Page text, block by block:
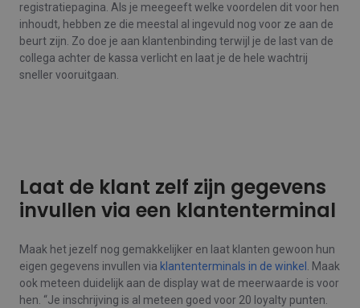
registratiepagina. Als je meegeeft welke voordelen dit voor hen
inhoudt, hebben ze die meestal al ingevuld nog voor ze aan de
beurt zijn. Zo doe je aan klantenbinding terwijl je de last van de
collega achter de kassa verlicht en laat je de hele wachtrij
sneller vooruitgaan.
Laat de klant zelf zijn gegevens
invullen via een klantenterminal
Maak het jezelf nog gemakkelijker en laat klanten gewoon hun
eigen gegevens invullen via klantenterminals in de winkel
. Maak
ook meteen duidelijk aan de display wat de meerwaarde is voor
hen. “Je inschrijving is al meteen goed voor 20 loyalty punten.